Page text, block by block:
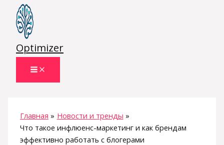
Перейти
содержимому
Optimizer
Главная
Новости и тренды
Что такое инфлюенс-маркетинг и как брендам
эффективно работать с блогерами